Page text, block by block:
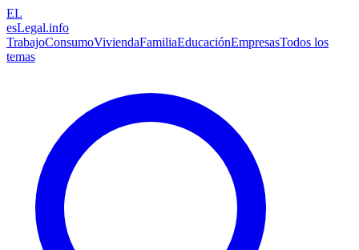
EL
esLegal.info
TrabajoConsumoViviendaFamiliaEducaciónEmpresasTodos los
temas